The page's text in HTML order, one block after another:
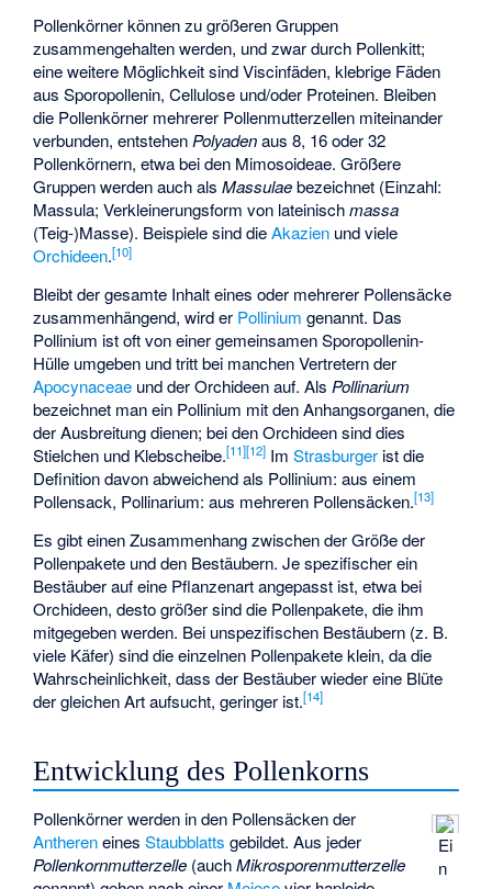
Pollenkörner können zu größeren Gruppen
zusammengehalten werden, und zwar durch Pollenkitt;
eine weitere Möglichkeit sind Viscinfäden, klebrige Fäden
aus Sporopollenin, Cellulose und/oder Proteinen. Bleiben
die Pollenkörner mehrerer Pollenmutterzellen miteinander
verbunden, entstehenPolyadenaus 8, 16 oder 32
Pollenkörnern, etwa bei den Mimosoideae. Größere
Gruppen werden auch alsMassulaebezeichnet (Einzahl:
Massula; Verkleinerungsform von lateinischmassa
(Teig-)Masse). Beispiele sind dieAkazien und viele
Orchideen.[10]
Bleibt der gesamte Inhalt eines oder mehrerer Pollensäcke
zusammenhängend, wird er Pollinium genannt. Das
Pollinium ist oft von einer gemeinsamen Sporopollenin-
Hülle umgeben und tritt bei manchen Vertretern der
Apocynaceae und der Orchideen auf. Als Pollinarium
bezeichnet man ein Pollinium mit den Anhangsorganen, die
der Ausbreitung dienen; bei den Orchideen sind dies
Stielchen und Klebscheibe.[11][12] ImStrasburger ist die
Definition davon abweichend als Pollinium: aus einem
Pollensack, Pollinarium: aus mehreren Pollensäcken.[13]
Es gibt einen Zusammenhang zwischen der Größe der
Pollenpakete und den Bestäubern. Je spezifischer ein
Bestäuber auf eine Pflanzenart angepasst ist, etwa bei
Orchideen, desto größer sind die Pollenpakete, die ihm
mitgegeben werden. Bei unspezifischen Bestäubern (z. B.
viele Käfer) sind die einzelnen Pollenpakete klein, da die
Wahrscheinlichkeit, dass der Bestäuber wieder eine Blüte
der gleichen Art aufsucht, geringer ist.[14]
Entwicklung des Pollenkorns
Ei
n
Pollenkörner werden in den Pollensäcken der
AnthereneinesStaubblatts gebildet. Aus jeder
Pollenkornmutterzelle (auchMikrosporenmutterzelle